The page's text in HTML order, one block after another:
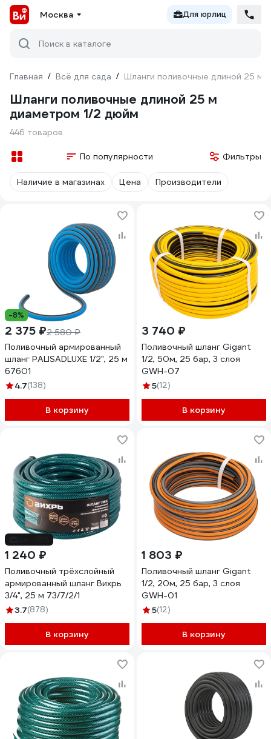
Москва Для юрлиц
Поиск в каталоге
Главная / Всё для сада / Шланги поливочные длиной 25 м
Шланги поливочные длиной 25 м
диаметром 1/2 дюйм
446 товаров
По популярности Фильтры
Наличие в магазинах Цена Производители
-8%
2 375 ₽2 580 ₽
Поливочный армированный
шланг PALISADLUXE 1/2", 25 м
67601
4.7(138)
В корзину
3 740 ₽
Поливочный шланг Gigant
1/2, 50м, 25 бар, 3 слоя
GWH-07
5(12)
В корзину
1 240 ₽
Поливочный трёхслойный
армированный шланг Вихрь
3/4", 25 м 73/7/2/1
3.7(878)
В корзину
1 803 ₽
Поливочный шланг Gigant
1/2, 20м, 25 бар, 3 слоя
GWH-01
5(12)
В корзину